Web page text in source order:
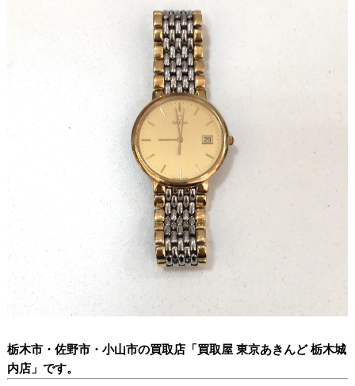
栃木市・佐野市・小山市の買取店「買取屋 東京あきんど 栃木城
内店」です。